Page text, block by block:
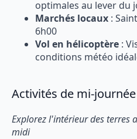
optimales au lever du
Marchés locaux :
6h00
Vol en hélicoptère :
conditions météo
Activités de mi-
Explorez l'intérieur des terres
midi